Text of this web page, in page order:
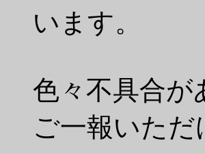
います。
色々不具合が
ご一報いた